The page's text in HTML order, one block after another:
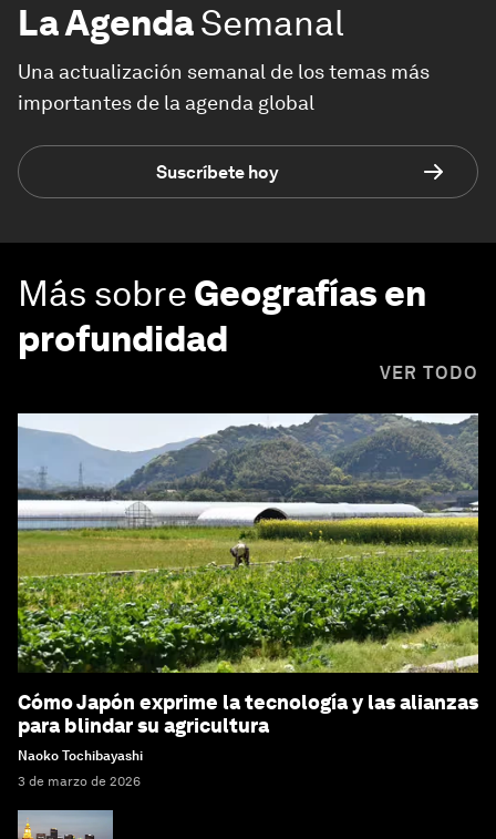
La AgendaSemanal
Una actualización semanal de los temas más
importantes de la agenda global
Suscríbete hoy
Más sobre Geografías en
profundidad
VER TODO
Cómo Japón exprime la tecnología y las alianzas
para blindar su agricultura
Naoko Tochibayashi
3 de marzo de 2026